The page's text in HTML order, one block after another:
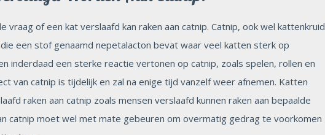
vraag of een kat verslaafd kan raken aan catnip. Catnip, ook wel kattenkruid
een stof genaamd nepetalacton bevat waar veel katten sterk op
inderdaad een sterke reactie vertonen op catnip, zoals spelen, rollen en
van catnip is tijdelijk en zal na enige tijd vanzelf weer afnemen. Katten
raken aan catnip zoals mensen verslaafd kunnen raken aan bepaalde
catnip moet wel met mate gebeuren om overmatig gedrag te voorkomen